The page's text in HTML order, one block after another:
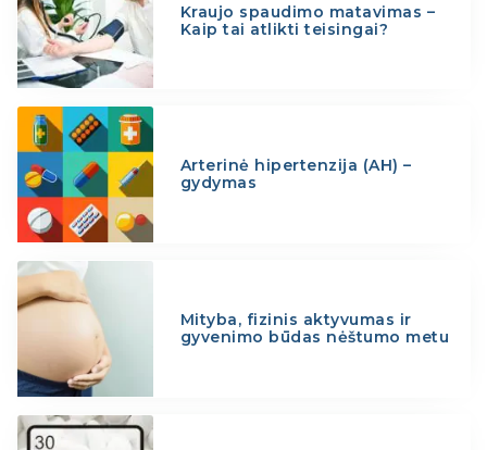
Kraujo spaudimo matavimas –
Kaip tai atlikti teisingai?
Arterinė hipertenzija (AH) –
gydymas
Mityba, fizinis aktyvumas ir
gyvenimo būdas nėštumo metu